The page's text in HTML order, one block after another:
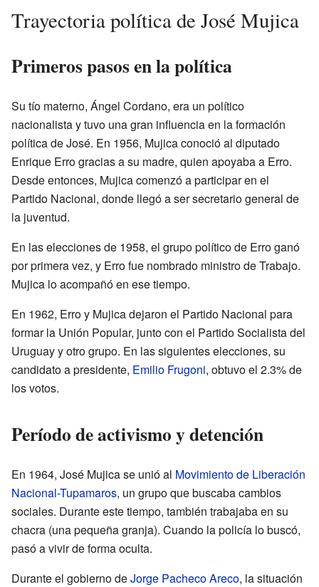
Trayectoria política de José Mujica
Primeros pasos en la política
Su tío materno, Ángel Cordano, era un político
nacionalista y tuvo una gran influencia en la formación
política de José. En 1956, Mujica conoció al diputado
Enrique Erro gracias a su madre, quien apoyaba a Erro.
Desde entonces, Mujica comenzó a participar en el
Partido Nacional, donde llegó a ser secretario general de
la juventud.
En las elecciones de 1958, el grupo político de Erro ganó
por primera vez, y Erro fue nombrado ministro de Trabajo.
Mujica lo acompañó en ese tiempo.
En 1962, Erro y Mujica dejaron el Partido Nacional para
formar la Unión Popular, junto con el Partido Socialista del
Uruguay y otro grupo. En las siguientes elecciones, su
candidato a presidente, Emilio Frugoni, obtuvo el 2.3% de
los votos.
Período de activismo y detención
En 1964, José Mujica se unió al Movimiento de Liberación
Nacional-Tupamaros, un grupo que buscaba cambios
sociales. Durante este tiempo, también trabajaba en su
chacra (una pequeña granja). Cuando la policía lo buscó,
pasó a vivir de forma oculta.
Durante el gobierno deJorge Pacheco Areco, la situación